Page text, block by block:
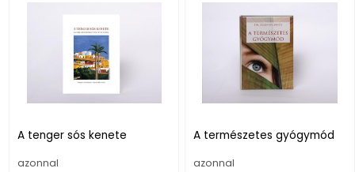
A tenger sós kenete
azonnal
A természetes gyógymód
azonnal